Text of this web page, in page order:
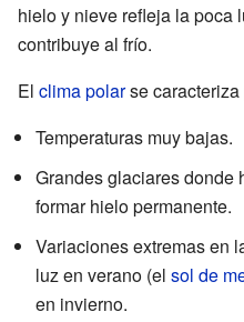
hielo y nieve refleja la poca
contribuye al frío.
El clima polarse caracteriza
Temperaturas muy bajas.
Grandes glaciares donde
formar hielo permanente.
Variaciones extremas en
luz en verano (el sol de
en invierno.